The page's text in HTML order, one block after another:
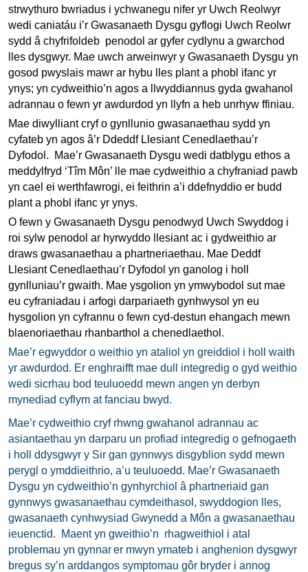
strwythuro bwriadus i ychwanegu nifer yr Uwch Reolwyr
wedi caniatáu i’r Gwasanaeth Dysgu gyflogi Uwch Reolwr
sydd â chyfrifoldeb penodol ar gyfer cydlynu a gwarchod
lles dysgwyr. Mae uwch arweinwyr y Gwasanaeth Dysgu yn
gosod pwyslais mawr ar hybu lles plant a phobl ifanc yr
ynys; yn cydweithio’n agos a llwyddiannus gyda gwahanol
adrannau o fewn yr awdurdod yn llyfn a heb unrhyw ffiniau.
Mae diwylliant cryf o gynllunio gwasanaethau sydd yn
cyfateb yn agos â’r Ddeddf Llesiant Cenedlaethau’r
Dyfodol. Mae’r Gwasanaeth Dysgu wedi datblygu ethos a
meddylfryd ‘Tîm Môn’ lle mae cydweithio a chyfraniad pawb
yn cael ei werthfawrogi, ei feithrin a’i ddefnyddio er budd
plant a phobl ifanc yr ynys.
O fewn y Gwasanaeth Dysgu penodwyd Uwch Swyddog i
roi sylw penodol ar hyrwyddo llesiant ac i gydweithio ar
draws gwasanaethau a phartneriaethau. Mae Deddf
Llesiant Cenedlaethau’r Dyfodol yn ganolog i holl
gynlluniau’r gwaith. Mae ysgolion yn ymwybodol sut mae
eu cyfraniadau i arfogi darpariaeth gynhwysol yn eu
hysgolion yn cyfrannu o fewn cyd-destun ehangach mewn
blaenoriaethau rhanbarthol a chenedlaethol.
Mae’r egwyddor o weithio yn ataliol yn greiddiol i holl waith
yr awdurdod. Er enghraifft mae dull integredig o gyd weithio
wedi sicrhau bod teuluoedd mewn angen yn derbyn
mynediad cyflym at fanciau bwyd.
Mae’r cydweithio cryf rhwng gwahanol adrannau ac
asiantaethau yn darparu un profiad integredig o gefnogaeth
i holl ddysgwyr y Sir gan gynnwys disgyblion sydd mewn
perygl o ymddieithrio, a’u teuluoedd. Mae’r Gwasanaeth
Dysgu yn cydweithio’n gynhyrchiol â phartneriaid gan
gynnwys gwasanaethau cymdeithasol, swyddogion lles,
gwasanaeth cynhwysiad Gwynedd a Môn a gwasanaethau
ieuenctid. Maent yn gweithio’n rhagweithiol i atal
problemau yn gynnarer mwyn ymateb i anghenion dysgwyr
bregus sy’n arddangos symptomau gôr bryder i annog